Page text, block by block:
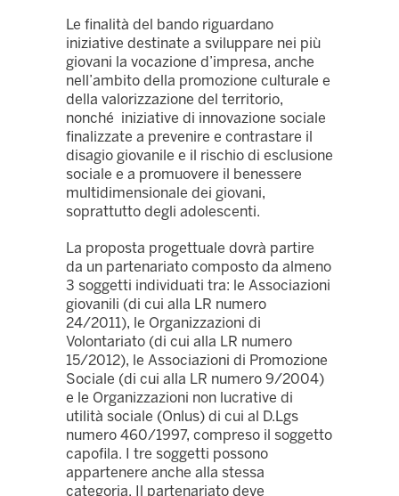
Le finalità del bando riguardano
iniziative destinate a sviluppare nei più
giovani la vocazione d’impresa, anche
nell’ambito della promozione culturale e
della valorizzazione del territorio,
nonché iniziative di innovazione sociale
finalizzate a prevenire e contrastare il
disagio giovanile e il rischio di esclusione
sociale e a promuovere il benessere
multidimensionale dei giovani,
soprattutto degli adolescenti.
La proposta progettuale dovrà partire
da un partenariato composto da almeno
3 soggetti individuati tra: le Associazioni
giovanili (di cui alla LR numero
24/2011), le Organizzazioni di
Volontariato (di cui alla LR numero
15/2012), le Associazioni di Promozione
Sociale (di cui alla LR numero 9/2004)
e le Organizzazioni non lucrative di
utilità sociale (Onlus) di cui al D.Lgs
numero 460/1997, compreso il soggetto
capofila. I tre soggetti possono
appartenere anche alla stessa
categoria. Il partenariato deve